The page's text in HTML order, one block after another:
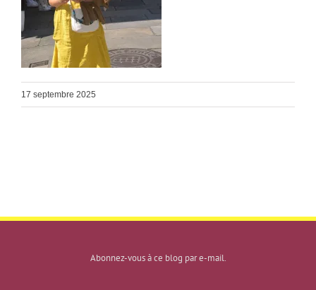
17 septembre 2025
Abonnez-vous à ce blog par e-mail.